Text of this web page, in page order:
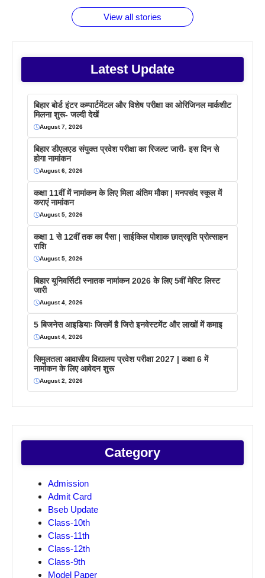
View all stories
Latest Update
बिहार बोर्ड इंटर कम्पार्टमेंटल और विशेष परीक्षा का ओरिजिनल मार्कशीट
मिलना शुरू- जल्दी देखें
August 7, 2026
बिहार डीएलएड संयुक्त प्रवेश परीक्षा का रिजल्ट जारी- इस दिन से
होगा नामांकन
August 6, 2026
कक्षा 11वीं में नामांकन के लिए मिला अंतिम मौका | मनपसंद स्कूल में
कराएं नामांकन
August 5, 2026
कक्षा 1 से 12वीं तक का पैसा | साईकिल पोशाक छात्रवृति प्रोत्साहन
राशि
August 5, 2026
बिहार यूनिवर्सिटी स्नातक नामांकन 2026 के लिए 5वीं मेरिट लिस्ट
जारी
August 4, 2026
5 बिजनेस आइडियाः जिसमें है जिरो इनवेस्टमेंट और लाखों में कमाइ
August 4, 2026
सिमुलतला आवासीय विद्यालय प्रवेश परीक्षा 2027 | कक्षा 6 में
नामांकन के लिए आवेदन शुरू
August 2, 2026
Category
Admission
Admit Card
Bseb Update
Class-10th
Class-11th
Class-12th
Class-9th
Model Paper